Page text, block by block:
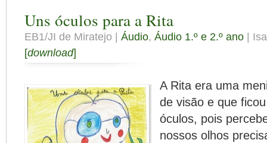
Uns óculos para a Rita
EB1/JI de Miratejo | Áudio, Áudio 1.º e 2.º ano |
[download]
A Rita era uma
de visão e que
óculos, pois
nossos olhos